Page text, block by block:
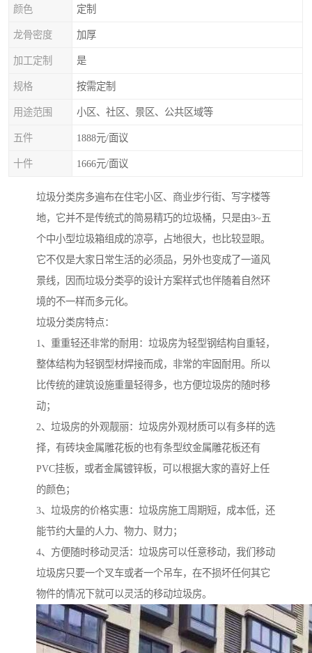
颜色 定制
龙骨密度 加厚
加工定制 是
规格 按需定制
用途范围 小区、社区、景区、公共区域等
五件 1888元/面议
十件 1666元/面议
垃圾分类房多遍布在住宅小区、商业步行街、写字楼等
地，它并不是传统式的简易精巧的垃圾桶，只是由3~五
个中小型垃圾箱组成的凉亭，占地很大，也比较显眼。
它不仅是大家日常生活的必须品，另外也变成了一道风
景线，因而垃圾分类亭的设计方案样式也伴随着自然环
境的不一样而多元化。
垃圾分类房特点：
1、重重轻还非常的耐用：垃圾房为轻型钢结构自重轻，
整体结构为轻钢型材焊接而成，非常的牢固耐用。所以
比传统的建筑设施重量轻得多，也方便垃圾房的随时移
动；
2、垃圾房的外观靓丽：垃圾房外观材质可以有多样的选
择，有砖块金属雕花板的也有条型纹金属雕花板还有
PVC挂板，或者金属镀锌板，可以根据大家的喜好上任
的颜色；
3、垃圾房的价格实惠：垃圾房施工周期短，成本低，还
能节约大量的人力、物力、财力；
4、方便随时移动灵活：垃圾房可以任意移动，我们移动
垃圾房只要一个叉车或者一个吊车，在不损坏任何其它
物件的情况下就可以灵活的移动垃圾房。